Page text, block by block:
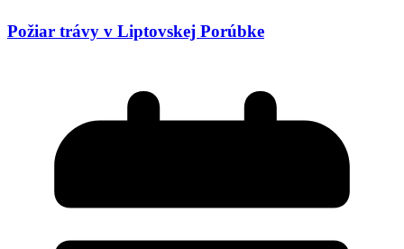
Požiar trávy v Liptovskej Porúbke